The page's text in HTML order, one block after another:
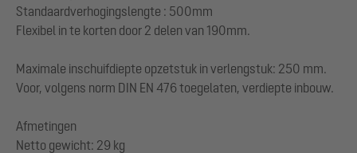
Standaardverhogingslengte : 500mm
Flexibel in te korten door 2 delen van 190mm.
Maximale inschuifdiepte opzetstuk in verlengstuk: 250 mm.
Voor, volgens norm DIN EN 476 toegelaten, verdiepte inbouw.
Afmetingen
Netto gewicht: 29 kg